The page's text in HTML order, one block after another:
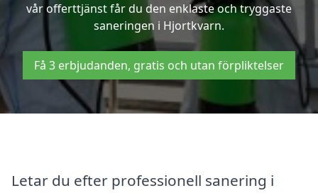
vår offerttjänst får du den enklaste och tryggaste
saneringen i Hjortkvarn.
Få 3 erbjudanden, gratis och utan förpliktelser
Letar du efter professionell sanering i